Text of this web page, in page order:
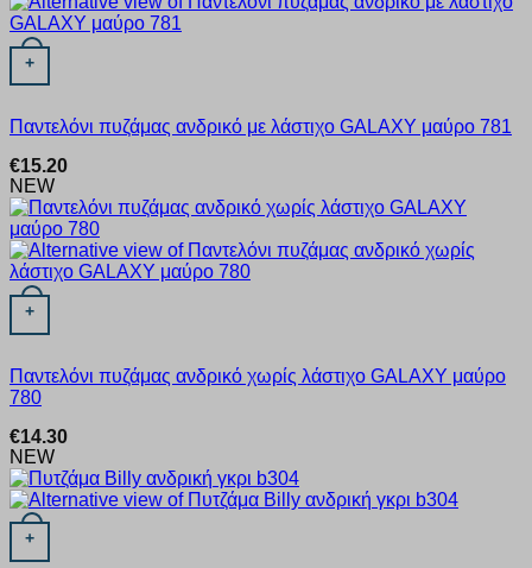
+
Αυτό το προϊόν έχει πολλαπλές παραλλαγές. Οι επιλογές
Παντελόνι πυζάμας ανδρικό με λάστιχο GALAXY μαύρο 781
€15.20
NEW
+
Αυτό το προϊόν έχει πολλαπλές παραλλαγές. Οι επιλογές
Παντελόνι πυζάμας ανδρικό χωρίς λάστιχο GALAXY μαύρο
780
€14.30
NEW
+
Αυτό το προϊόν έχει πολλαπλές παραλλαγές. Οι επιλογές